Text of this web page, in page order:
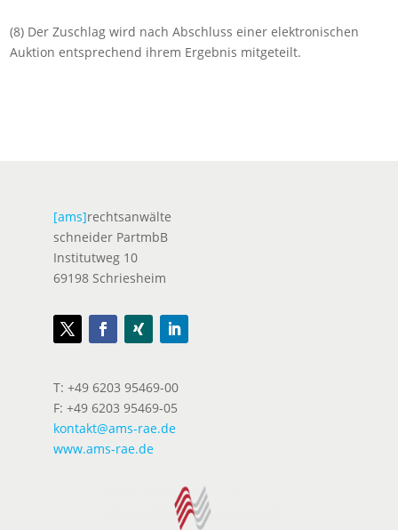
(8) Der Zuschlag wird nach Abschluss einer elektronischen
Auktion entsprechend ihrem Ergebnis mitgeteilt.
[ams]rechtsanwälte
schneider PartmbB
Institutweg 10
69198 Schriesheim
T: +49 6203 95469-00
F: +49 6203 95469-05
kontakt@ams-rae.de
www.ams-rae.de